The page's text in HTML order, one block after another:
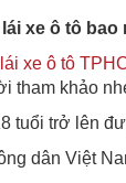
lái xe ô tô
xe ô tô
tham khảo
tuổi trở lên
dân Việt